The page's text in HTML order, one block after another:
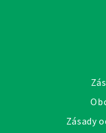
Zásady